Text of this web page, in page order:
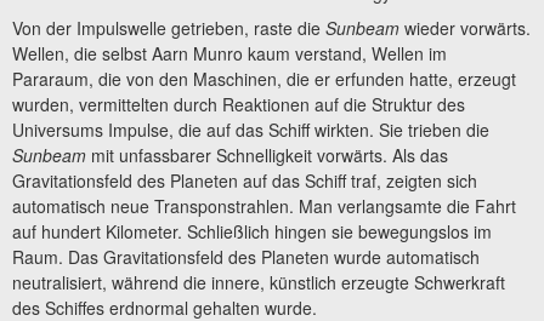
Von der Impulswelle getrieben, raste die Sunbeam wieder vorwärts.
Wellen, die selbst Aarn Munro kaum verstand, Wellen im
Pararaum, die von den Maschinen, die er erfunden hatte, erzeugt
wurden, vermittelten durch Reaktionen auf die Struktur des
Universums Impulse, die auf das Schiff wirkten. Sie trieben die
Sunbeam mit unfassbarer Schnelligkeit vorwärts. Als das
Gravitationsfeld des Planeten auf das Schiff traf, zeigten sich
automatisch neue Transponstrahlen. Man verlangsamte die Fahrt
auf hundert Kilometer. Schließlich hingen sie bewegungslos im
Raum. Das Gravitationsfeld des Planeten wurde automatisch
neutralisiert, während die innere, künstlich erzeugte Schwerkraft
des Schiffes erdnormal gehalten wurde.